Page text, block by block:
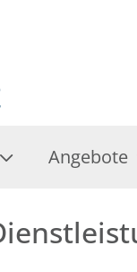
Angebote